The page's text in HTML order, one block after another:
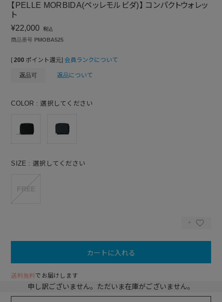
【PELLE MORBIDA(ペッレモルビダ)】 コンパクトウォレッ
ト
¥22,000 税込
商品番号 PMOBA525
[ 200 ポイント還元] 会員ランクについて
返品可 返品について
COLOR 選択してください
SIZE 選択してください
カートに入れる
送料無料でお届けします
申し訳ございません。ただいま在庫がございません。